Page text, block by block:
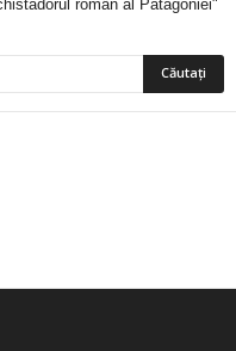
român al Patagoniei"